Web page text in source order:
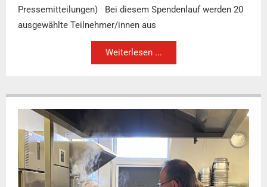
Pressemitteilungen) Bei diesem Spendenlauf werden 20
ausgewählte Teilnehmer/innen aus
Weiterlesen ...